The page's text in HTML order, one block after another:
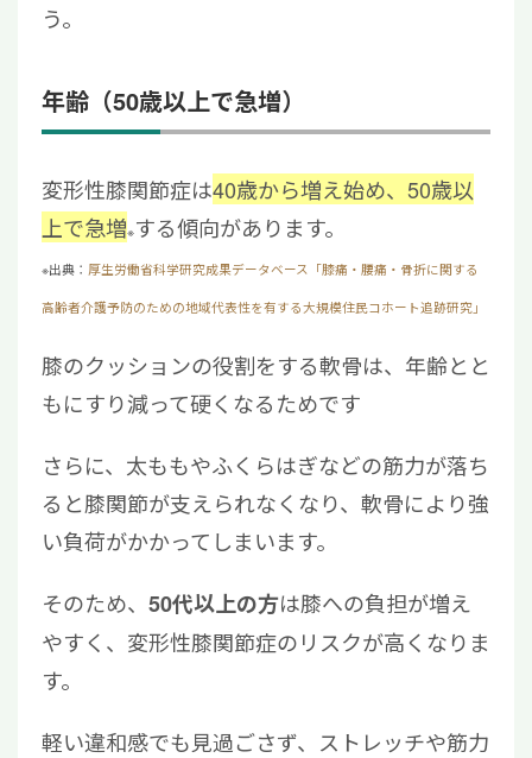
う。
年齢（50歳以上で急増）
変形性膝関節症は40歳から増え始め、50歳以
上で急増※する傾向があります。
※出典： 厚生労働省科学研究成果データベース「膝痛・腰痛・骨折に関する
高齢者介護予防のための地域代表性を有する大規模住民コホート追跡研究」
膝のクッションの役割をする軟骨は、年齢とと
もにすり減って硬くなるためです
さらに、太ももやふくらはぎなどの筋力が落ち
ると膝関節が支えられなくなり、軟骨により強
い負荷がかかってしまいます。
そのため、 50代以上の方は膝への負担が増え
やすく、変形性膝関節症のリスクが高くなりま
す。
軽い違和感でも見過ごさず、ストレッチや筋力